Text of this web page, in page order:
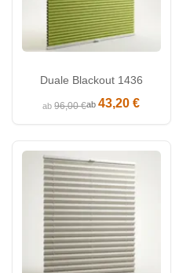
Duale Blackout 1436
ab96,00 €ab43,20 €